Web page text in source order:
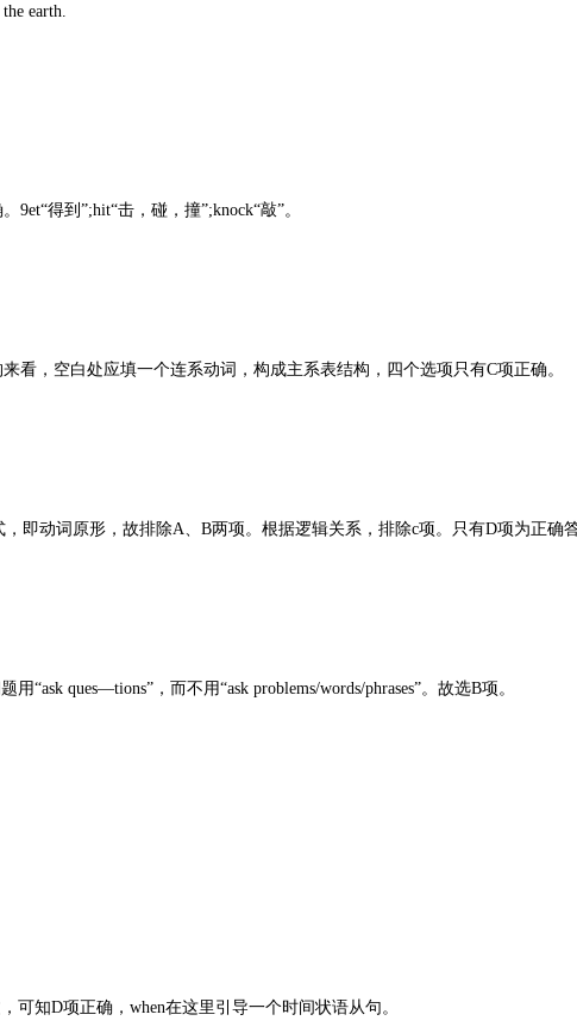
earth.
得到”;hit“击，碰，撞”;knock“敲”。
看，空白处应填一个连系动词，构成主系表结构，四个选项只有C项正确。
即动词原形，故排除A、B两项。根据逻辑关系，排除c项。只有D项为正确
ques—tions”，而不用“ask problems/words/phrases”。故选B项。
可知D项正确，when在这里引导一个时间状语从句。